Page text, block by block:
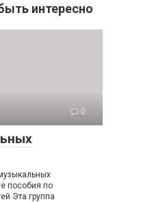
интересно
0
пособия по
Эта группа